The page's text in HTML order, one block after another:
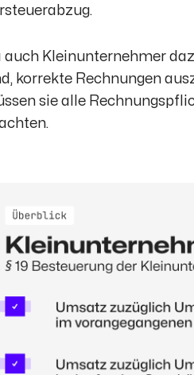
auch Kleinunternehmer
korrekte Rechnungen
sie alle